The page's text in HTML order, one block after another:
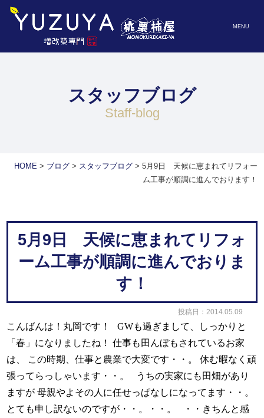
MENU
スタッフブログ
staff-blog
HOME> ブログ> スタッフブログ> 5月9日 天候に恵まれてリフォー
ム工事が順調に進んでおります！
5月9日 天候に恵まれてリフォ
ーム工事が順調に進んでおりま
す！
投稿日：2014.05.09
こんばんは！丸岡です！ GWも過ぎまして、しっかりと
「春」になりましたね！
仕事も田んぼもされているお家
は、
この時期、仕事と農業で大変です・・。
休む暇なく頑
張ってらっしゃいます・・。
うちの実家にも田畑があり
ますが 母親やよその人に任せっぱなしになってます・・。
とても申し訳ないのですが・・。・・。
・・きちんと感